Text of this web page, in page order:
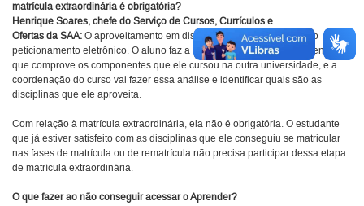
matrícula extraordinária é obrigatória?
Henrique Soares, chefe do Serviço de Cursos, Currículos e
Ofertas da SAA: O aproveitamento em disciplinas é feito também pelo
peticionamento eletrônico. O aluno faz a solicitação, anexa a documentação
que comprove os componentes que ele cursou na outra universidade, e a
coordenação do curso vai fazer essa análise e identificar quais são as
disciplinas que ele aproveita.
Com relação à matrícula extraordinária, ela não é obrigatória. O estudante
que já estiver satisfeito com as disciplinas que ele conseguiu se matricular
nas fases de matrícula ou de rematrícula não precisa participar dessa etapa
de matrícula extraordinária.
O que fazer ao não conseguir acessar o Aprender?